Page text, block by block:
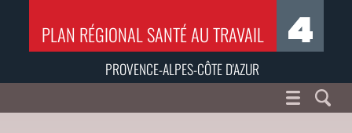
PLAN RÉGIONAL SANTÉ AU TRAVAIL
PROVENCE-ALPES-CÔTE D'AZUR